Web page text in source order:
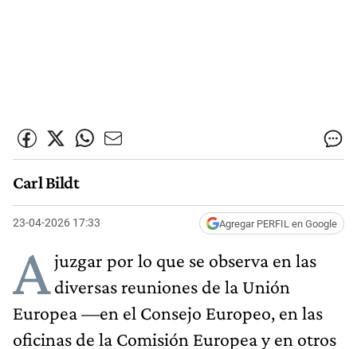
Carl Bildt
23-04-2026 17:33 Agregar PERFIL en Google
Ajuzgar por lo que se observa en las
diversas reuniones de la Unión
Europea —en el Consejo Europeo, en las
oficinas de la Comisión Europea y en otros